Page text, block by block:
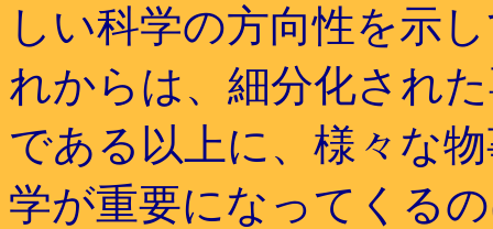
しい科学の方向性を示
れからは、細分化され
である以上に、様々な
学が重要になってくる